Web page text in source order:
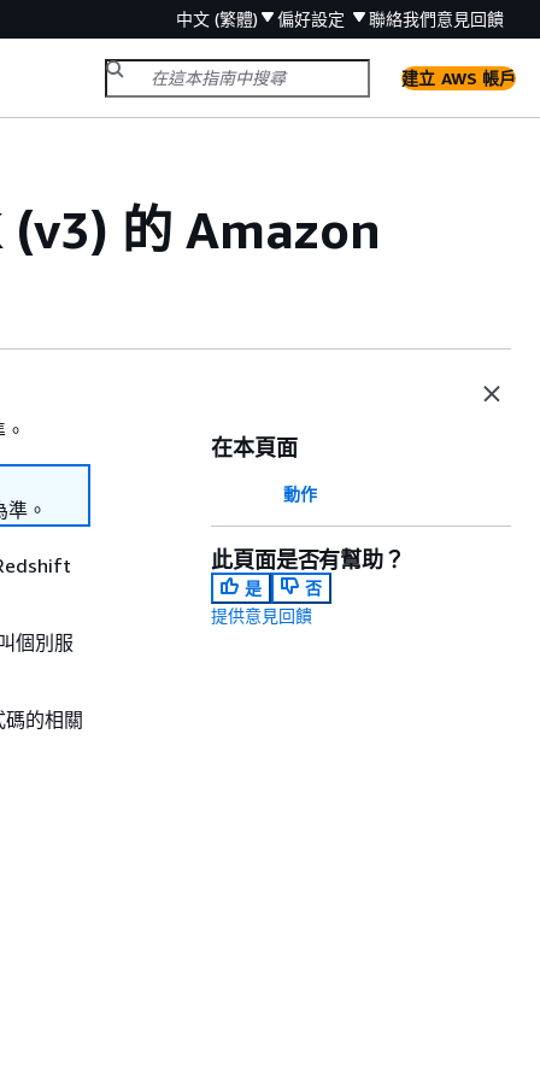
中文 (繁體) 偏好設定 聯絡我們意見回饋
建立 AWS 帳戶
(v3) 的 Amazon
。
個別服
的相關
在本頁面
動作
此頁面是否有幫助？
是
否
提供意見回饋